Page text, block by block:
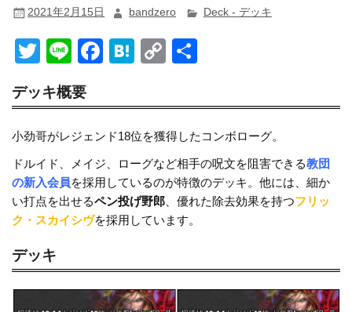
2021年2月15日 bandzero Deck - デッキ
T
tt
er
Li
e
F
c
e
b
o
o
k
H
e
n
a
C
p
y
Li
n
k
デッキ概要
小劲哥がレジェンド18位を獲得したコンボローグ。
ドルイド、メイジ、ローグなど相手の呪文を阻害できる教団
の新入会員を採用しているのが特徴のデッキ。他には、細か
い打点を出せるペン投げ野郎 、優れた除去効果を持つフリッ
ク・スカイシヴを採用しています。
デッキ